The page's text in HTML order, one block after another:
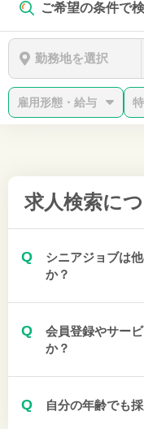
ご希望の条件で
勤務地を選択
雇用形態・給与
求人検索に
Q
シニアジョブは
か？
Q
会員登録やサー
か？
Q 自分の年齢でも